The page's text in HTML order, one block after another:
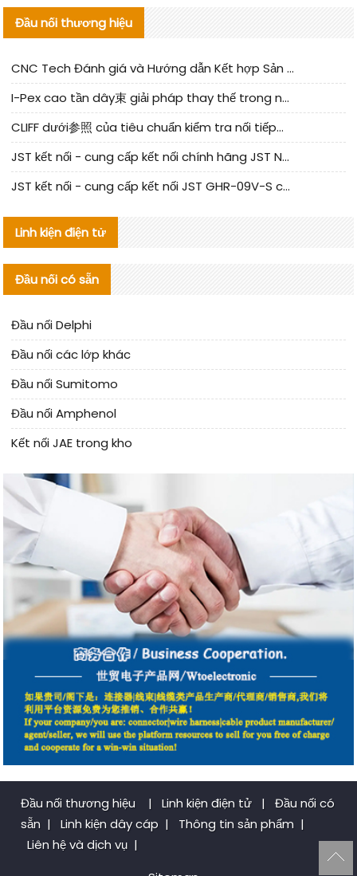
Đầu nối thương hiệu
CNC Tech Đánh giá và Hướng dẫn Kết hợp Sản xuất Linh kiện Cable Nội địa
I-Pex cao tần dây束 giải pháp thay thế trong nước phân tích
CLIFF dưới参照 của tiêu chuẩn kiểm tra nối tiếp器 trong nước được cập nhật
JST kết nối - cung cấp kết nối chính hãng JST NSHR-02V-S | sản phẩm thay thế
JST kết nối - cung cấp kết nối JST GHR-09V-S chính hãng | hàng thay thế
Linh kiện điện tử
Đầu nối có sẵn
Đầu nối Delphi
Đầu nối các lớp khác
Đầu nối Sumitomo
Đầu nối Amphenol
Kết nối JAE trong kho
Đầu nối thương hiệu | Linh kiện điện tử |
Đầu nối có
sẵn | Linh kiện dây cáp | Thông tin sản phẩm |
Liên hệ và dịch vụ |